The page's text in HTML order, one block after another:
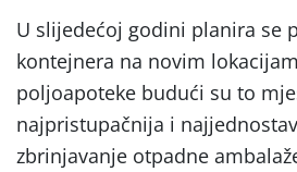
U slijedećoj godini planira se
kontejnera na novim
poljoapoteke budući su to
najpristupačnija i
zbrinjavanje otpadne